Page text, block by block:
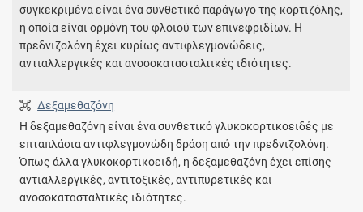
συγκεκριμένα είναι ένα συνθετικό παράγωγο της κορτιζόλης,
η οποία είναι ορμόνη του φλοιού των επινεφριδίων. Η
πρεδνιζολόνη έχει κυρίως αντιφλεγμονώδεις,
αντιαλλεργικές και ανοσοκατασταλτικές ιδιότητες.
Δεξαμεθαζόνη
Η δεξαμεθαζόνη είναι ένα συνθετικό γλυκοκορτικοειδές με
επταπλάσια αντιφλεγμονώδη δράση από την πρεδνιζολόνη.
Όπως άλλα γλυκοκορτικοειδή, η δεξαμεθαζόνη έχει επίσης
αντιαλλεργικές, αντιτοξικές, αντιπυρετικές και
ανοσοκατασταλτικές ιδιότητες.